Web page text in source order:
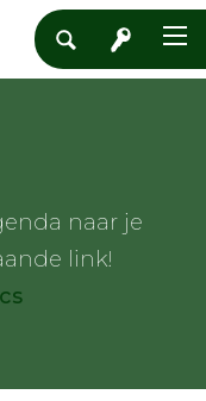
naar je
link!